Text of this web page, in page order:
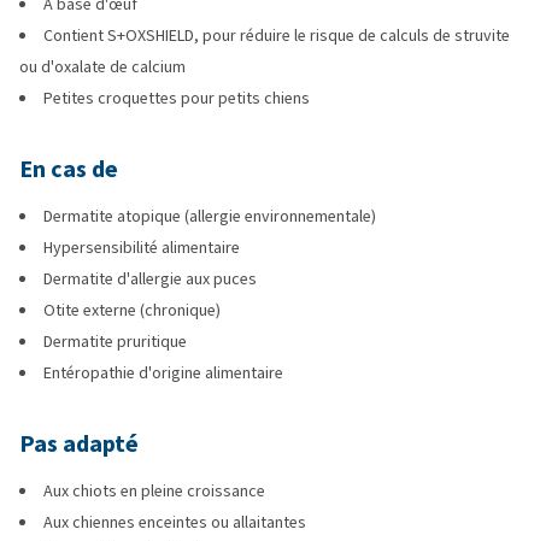
Contient S+OXSHIELD, pour réduire le risque de calculs de struvite
ou d'oxalate de calcium
Petites croquettes pour petits chiens
En cas de
Dermatite atopique (allergie environnementale)
Hypersensibilité alimentaire
Dermatite d'allergie aux puces
Otite externe (chronique)
Dermatite pruritique
Entéropathie d'origine alimentaire
Pas adapté
Aux chiots en pleine croissance
Aux chiennes enceintes ou allaitantes